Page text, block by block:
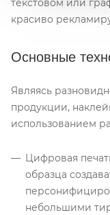
текстовом или
красиво
Основные
Являясь
продукции,
использованием
Цифровая
образца
небольшими